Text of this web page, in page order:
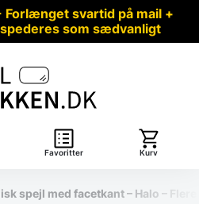
Forlænget svartid på mail +
som sædvanligt
Favoritter Kurv
spejl med facetkant – Halo –